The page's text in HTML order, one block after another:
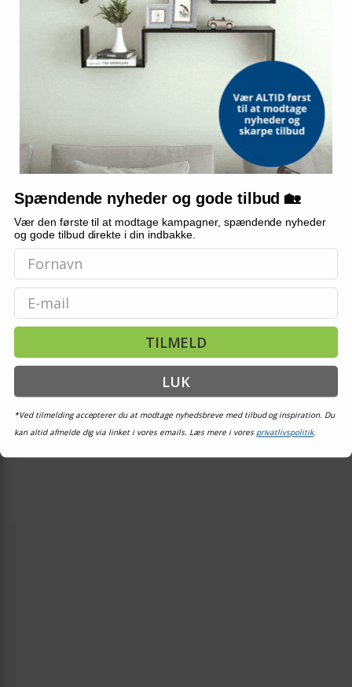
84,- Vis
Udsolgt
Spændende nyheder og gode tilbud 🏡
Vær den første til at modtage kampagner, spændende nyheder
og gode tilbud direkte i din indbakke.
Email
TILMELD
LUK
*Ved tilmelding accepterer du at modtage nyhedsbreve med tilbud og inspiration. Du
kan altid afmelde dig via linket i vores emails. Læs mere i vores privatlivspolitik.